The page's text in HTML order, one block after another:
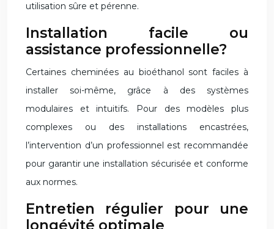
utilisation sûre et pérenne.
Installation facile ou
assistance professionnelle?
Certaines cheminées au bioéthanol sont faciles à
installer soi-même, grâce à des systèmes
modulaires et intuitifs. Pour des modèles plus
complexes ou des installations encastrées,
l’intervention d’un professionnel est recommandée
pour garantir une installation sécurisée et conforme
aux normes.
Entretien régulier pour une
longévité optimale